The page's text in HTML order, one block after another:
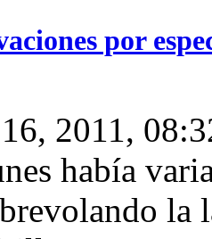
por
2011,
había
la